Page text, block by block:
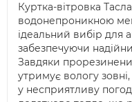
Куртка-вітровка
водонепроникною
ідеальний вибір для
забезпечуючи
Завдяки
утримує вологу
у несприятливу